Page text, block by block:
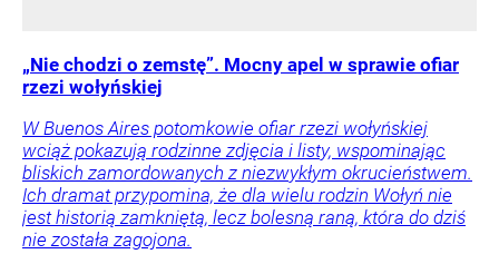
„Nie chodzi o zemstę”. Mocny apel w sprawie ofiar
rzezi wołyńskiej
W Buenos Aires potomkowie ofiar rzezi wołyńskiej
wciąż pokazują rodzinne zdjęcia i listy, wspominając
bliskich zamordowanych z niezwykłym okrucieństwem.
Ich dramat przypomina, że dla wielu rodzin Wołyń nie
jest historią zamkniętą, lecz bolesną raną, która do dziś
nie została zagojona.